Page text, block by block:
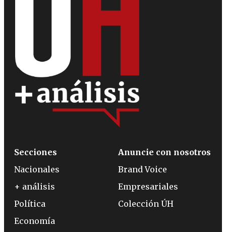
Secciones
Nacionales
+ análisis
Política
Economía
Anuncie con nosotros
Brand Voice
Empresariales
Colección ÚH